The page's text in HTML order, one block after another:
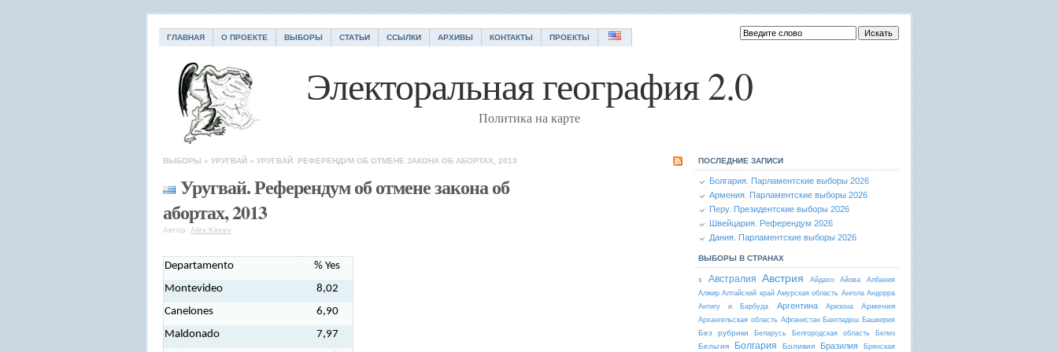
ГЛАВНАЯ О ПРОЕКТЕ ВЫБОРЫ СТАТЬИ ССЫЛКИ АРХИВЫ КОНТАКТЫ ПРОЕКТЫ
Электоральная география 2.0
Политика на карте
ВЫБОРЫ » УРУГВАЙ » УРУГВАЙ. РЕФЕРЕНДУМ ОБ ОТМЕНЕ ЗАКОНА ОБ АБОРТАХ, 2013
Уругвай. Референдум об отмене закона об
абортах, 2013
Автор: Alex Kireev
Departamento
% Yes
Montevideo
8,02
Canelones
6,90
Maldonado
7,97
ПОСЛЕДНИЕ ЗАПИСИ
Болгария. Парламентские выборы 2026
Армения. Парламентские выборы 2026
Перу. Президентские выборы 2026
Швейцария. Референдум 2026
Дания. Парламентские выборы 2026
ВЫБОРЫ В СТРАНАХ
s Австралия Австрия Айдахо Айова
Албания
Алжир Алтайский край Амурская область Ангола Андорра
Антигу и Барбуда
Аргентина Аризона Армения
Архангельская область Афганистан Бангладеш Башкирия
Без рубрики Беларусь Белгородская область Белиз
Бельгия Болгария Боливия Бразилия
Брянская